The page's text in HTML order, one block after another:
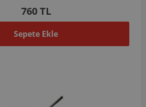
760 TL
Sepete Ekle